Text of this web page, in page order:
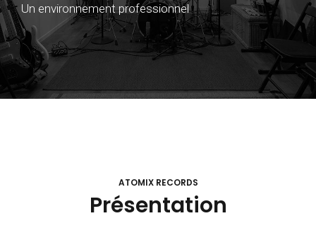
Un environnement professionnel
ATOMIX RECORDS
Présentation